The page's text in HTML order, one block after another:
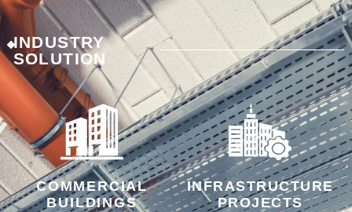
INDUSTRY
SOLUTION
COMMERCIAL
BUILDINGS
INFRASTRUCTURE
PROJECTS